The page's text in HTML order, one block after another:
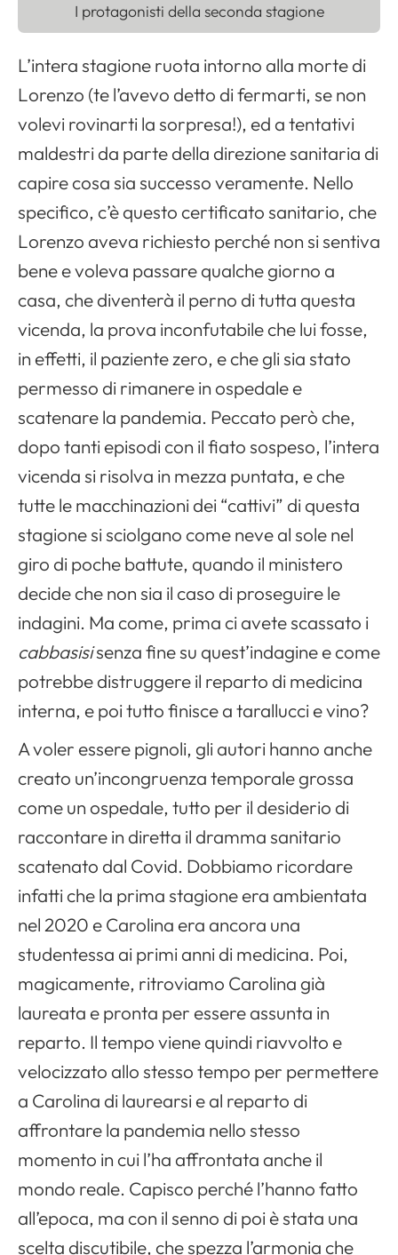
I protagonisti della seconda stagione
L’intera stagione ruota intorno alla morte di
Lorenzo (te l’avevo detto di fermarti, se non
volevi rovinarti la sorpresa!), ed a tentativi
maldestri da parte della direzione sanitaria di
capire cosa sia successo veramente. Nello
specifico, c’è questo certificato sanitario, che
Lorenzo aveva richiesto perché non si sentiva
bene e voleva passare qualche giorno a
casa, che diventerà il perno di tutta questa
vicenda, la prova inconfutabile che lui fosse,
in effetti, il paziente zero, e che gli sia stato
permesso di rimanere in ospedale e
scatenare la pandemia. Peccato però che,
dopo tanti episodi con il fiato sospeso, l’intera
vicenda si risolva in mezza puntata, e che
tutte le macchinazioni dei “cattivi” di questa
stagione si sciolgano come neve al sole nel
giro di poche battute, quando il ministero
decide che non sia il caso di proseguire le
indagini. Ma come, prima ci avete scassato i
cabbasisisenza fine su quest’indagine e come
potrebbe distruggere il reparto di medicina
interna, e poi tutto finisce a tarallucci e vino?
A voler essere pignoli, gli autori hanno anche
creato un’incongruenza temporale grossa
come un ospedale, tutto per il desiderio di
raccontare in diretta il dramma sanitario
scatenato dal Covid. Dobbiamo ricordare
infatti che la prima stagione era ambientata
nel 2020 e Carolina era ancora una
studentessa ai primi anni di medicina. Poi,
magicamente, ritroviamo Carolina già
laureata e pronta per essere assunta in
reparto. Il tempo viene quindi riavvolto e
velocizzato allo stesso tempo per permettere
a Carolina di laurearsi e al reparto di
affrontare la pandemia nello stesso
momento in cui l’ha affrontata anche il
mondo reale. Capisco perché l’hanno fatto
all’epoca, ma con il senno di poi è stata una
scelta discutibile, che spezza l’armonia che
Apri il menu di navigazione